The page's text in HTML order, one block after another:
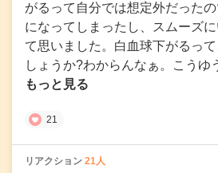
がるって自分では想定外だった
になってしまったし、スムーズ
て思いました。白血球下がるっ
しょうか?わからんなぁ。こう
もっと見る
21
リアクション 21人